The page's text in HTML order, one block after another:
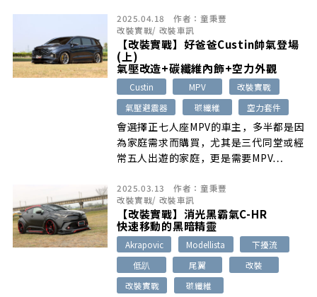
2025.04.18 作者： 童秉豐
改裝實戰/ 改裝車訊
【改裝實戰】好爸爸Custin帥氣登場
(上)
氣壓改造+碳纖維內飾+空力外觀
Custin MPV
改裝實戰
氣壓避震器
碳纖維 空力套件
會選擇正七人座MPV的車主，多半都是因
為家庭需求而購買，尤其是三代同堂或經
常五人出遊的家庭，更是需要MPV…
2025.03.13 作者： 童秉豐
改裝實戰/ 改裝車訊
【改裝實戰】消光黑霸氣C-HR
快速移動的黑暗精靈
Akrapovic Modellista
下擾流
低趴
尾翼
改裝
改裝實戰
碳纖維